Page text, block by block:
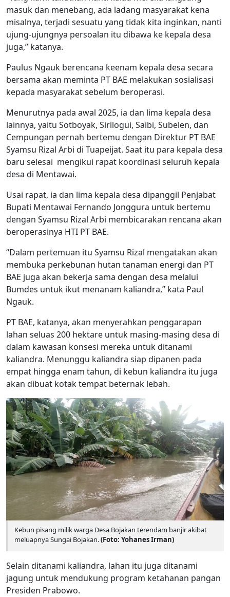
masuk dan menebang, ada ladang masyarakat kena
misalnya, terjadi sesuatu yang tidak kita inginkan, nanti
ujung-ujungnya persoalan itu dibawa ke kepala desa
juga,” katanya.
Paulus Ngauk berencana keenam kepala desa secara
bersama akan meminta PT BAE melakukan sosialisasi
kepada masyarakat sebelum beroperasi.
Menurutnya pada awal 2025, ia dan lima kepala desa
lainnya, yaitu Sotboyak, Sirilogui, Saibi, Subelen, dan
Cempungan pernah bertemu dengan Direktur PT BAE
Syamsu Rizal Arbi di Tuapeijat. Saat itu para kepala desa
baru selesai mengikui rapat koordinasi seluruh kepala
desa di Mentawai.
Usai rapat, ia dan lima kepala desa dipanggil Penjabat
Bupati Mentawai Fernando Jonggura untuk bertemu
dengan Syamsu Rizal Arbi membicarakan rencana akan
beroperasinya HTI PT BAE.
“Dalam pertemuan itu Syamsu Rizal mengatakan akan
membuka perkebunan hutan tanaman energi dan PT
BAE juga akan bekerja sama dengan desa melalui
Bumdes untuk ikut menanam kaliandra,” kata Paul
Ngauk.
PT BAE, katanya, akan menyerahkan penggarapan
lahan seluas 200 hektare untuk masing-masing desa di
dalam kawasan konsesi mereka untuk ditanami
kaliandra. Menunggu kaliandra siap dipanen pada
empat hingga enam tahun, di kebun kaliandra itu juga
akan dibuat kotak tempat beternak lebah.
Kebun pisang milik warga Desa Bojakan terendam banjir akibat
meluapnya Sungai Bojakan.(Foto: Yohanes Irman)
Selain ditanami kaliandra, lahan itu juga ditanami
jagung untuk mendukung program ketahanan pangan
Presiden Prabowo.